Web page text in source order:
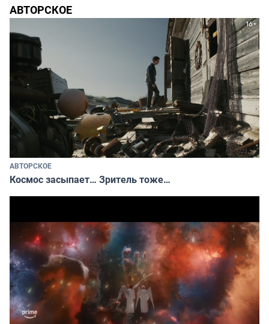
АВТОРСКОЕ
АВТОРСКОЕ
Космос засыпает… Зритель тоже…